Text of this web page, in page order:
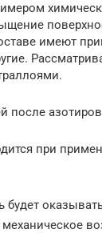
имеют
после
при
будет